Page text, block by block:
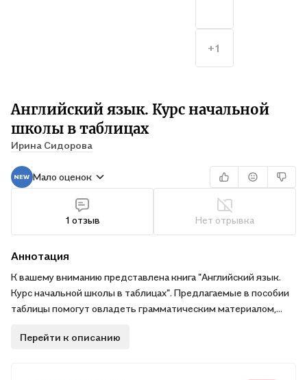
Английский язык. Курс начальной
школы в таблицах
Ирина Сидорова
Мало оценок
1 отзыв Нет отрывка
+1
Аннотация
К вашему вниманию представлена книга "Английский язык.
Курс начальной школы в таблицах". Предлагаемые в пособии
таблицы помогут овладеть грамматическим материалом,
общеобразовательных школ. Системное представление
Перейти к описанию